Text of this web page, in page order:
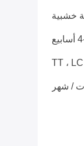
خشبية
TT ، LC